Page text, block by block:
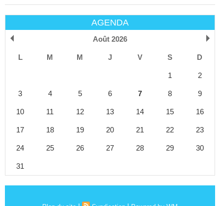
AGENDA
Août 2026
L M M J V S D
1 2
3 4 5 6 7 8 9
10 11 12 13 14 15 16
17 18 19 20 21 22 23
24 25 26 27 28 29 30
31